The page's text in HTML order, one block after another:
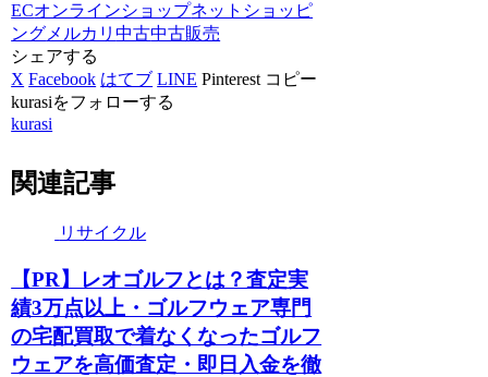
ECオンラインショップネットショッピ
ングメルカリ中古中古販売
シェアする
X Facebook はてブ LINE Pinterest コピー
kurasiをフォローする
kurasi
関連記事
リサイクル
【PR】レオゴルフとは？査定実
績3万点以上・ゴルフウェア専門
の宅配買取で着なくなったゴルフ
ウェアを高価査定・即日入金を徹